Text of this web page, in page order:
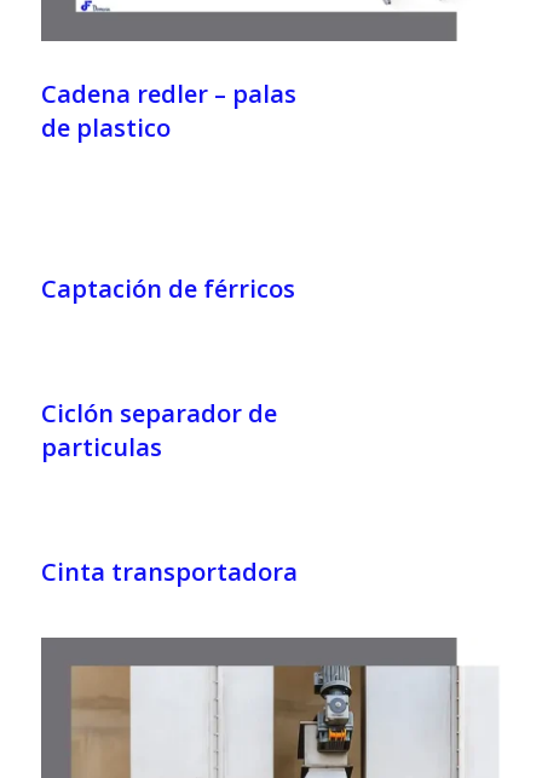
Cadena redler – palas
de plastico
Captación de férricos
Ciclón separador de
particulas
Cinta transportadora